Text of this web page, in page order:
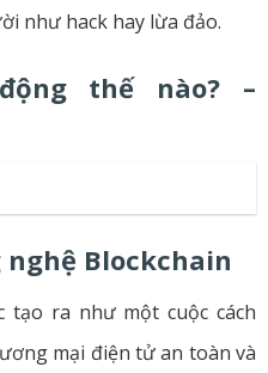
như hack hay lừa đảo.
thế nào? –
Blockchain
tạo ra như một cuộc cách
mại điện tử an toàn và